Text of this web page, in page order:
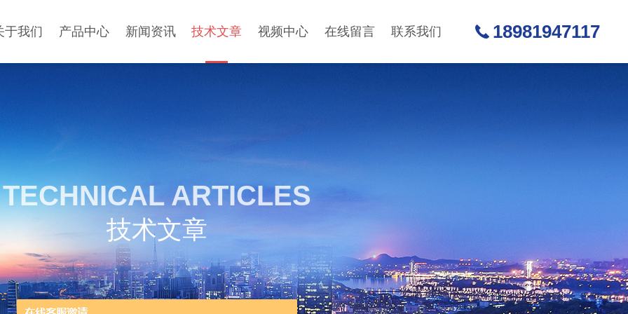
于我们 产品中心 新闻资讯 技术文章 视频中心 在线留言 联系我们 18981947117
TECHNICAL ARTICLES
技术文章